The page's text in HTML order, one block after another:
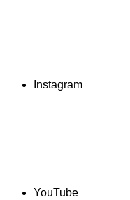
Instagram
YouTube